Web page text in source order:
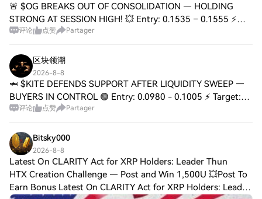
🚨 $OG BREAKS OUT OF CONSOLIDATION — HOLDING
STRONG AT SESSION HIGH! 💥 Entry: 0.1535 – 0.1555 ⚡
Target 1: 0.1600 🎯 Target 2: 0.1650 🎯 Target 3: 0.1720 🚀
评论 点赞 Partager
区块领潮
2026-8-8
🦈 $KITE DEFENDS SUPPORT AFTER LIQUIDITY SWEEP —
BUYERS IN CONTROL 🟢 Entry: 0.0980 - 0.1005 ⚡ Target:
0.1040 🚀 Target: 0.1070 🎯 Target: 0.1100 💥 Stop Loss:
评论 点赞 Partager
Bitsky000
2026-8-8
Latest On CLARITY Act for XRP Holders: Leader Thun
HTX Creation Challenge — Post and Win 1,500U 💥Post To
Earn Bonus Latest On CLARITY Act for XRP Holders: Leader